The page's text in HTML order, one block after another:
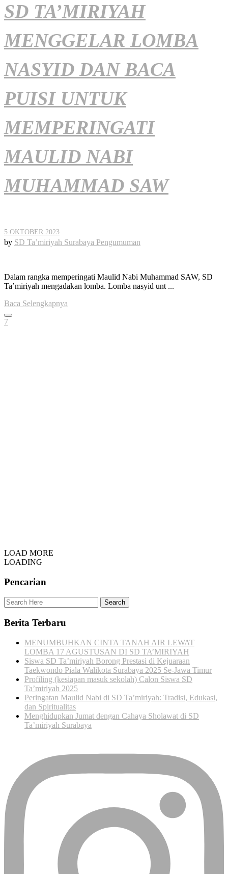
SD TA’MIRIYAH
MENGGELAR LOMBA
NASYID DAN BACA
PUISI UNTUK
MEMPERINGATI
MAULID NABI
MUHAMMAD SAW
5 OKTOBER 2023
by SD Ta’miriyah Surabaya Pengumuman
Dalam rangka memperingati Maulid Nabi Muhammad SAW, SD
Ta’miriyah mengadakan lomba. Lomba nasyid unt ...
Baca Selengkapnya
7
LOAD MORE
LOADING
Pencarian
Berita Terbaru
MENUMBUHKAN CINTA TANAH AIR LEWAT
LOMBA 17 AGUSTUSAN DI SD TA’MIRIYAH
Siswa SD Ta’miriyah Borong Prestasi di Kejuaraan
Taekwondo Piala Walikota Surabaya 2025 Se-Jawa Timur
Profiling (kesiapan masuk sekolah) Calon Siswa SD
Ta’miriyah 2025
Peringatan Maulid Nabi di SD Ta’miriyah: Tradisi, Edukasi,
dan Spiritualitas
Menghidupkan Jumat dengan Cahaya Sholawat di SD
Ta’miriyah Surabaya